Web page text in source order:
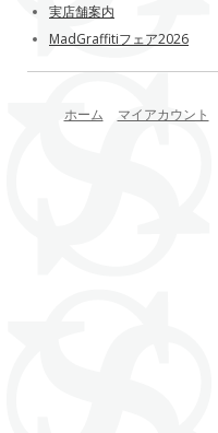
実店舗案内
MadGraffitiフェア2026
ホーム マイアカウント